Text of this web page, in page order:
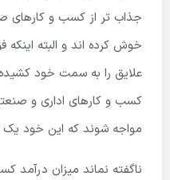
جذاب تر از کسب و کارهای
خوش کرده اند و البته
علایق را به سمت خود
کسب و کارهای اداری و
مواجه شوند که این خود
ناگفته نماند میزان درآمد